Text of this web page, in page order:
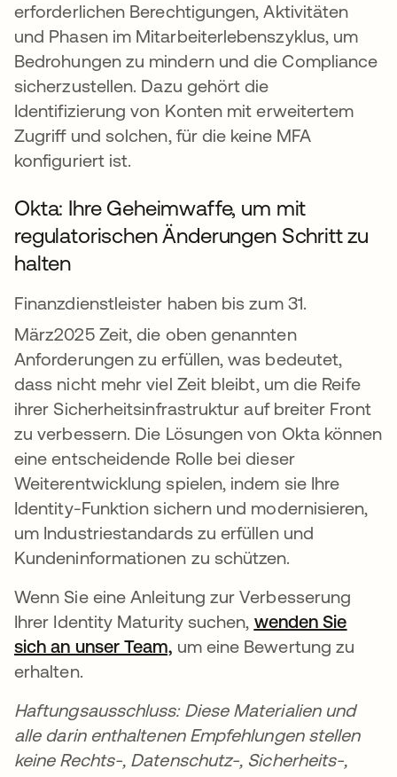
erforderlichen Berechtigungen, Aktivitäten
und Phasen im Mitarbeiterlebenszyklus, um
Bedrohungen zu mindern und die Compliance
sicherzustellen. Dazu gehört die
Identifizierung von Konten mit erweitertem
Zugriff und solchen, für die keine MFA
konfiguriert ist.
Okta: Ihre Geheimwaffe, um mit
regulatorischen Änderungen Schritt zu
halten
Finanzdienstleister haben bis zum 31.
März2025 Zeit, die oben genannten
Anforderungen zu erfüllen, was bedeutet,
dass nicht mehr viel Zeit bleibt, um die Reife
ihrer Sicherheitsinfrastruktur auf breiter Front
zu verbessern. Die Lösungen von Okta können
eine entscheidende Rolle bei dieser
Weiterentwicklung spielen, indem sie Ihre
Identity-Funktion sichern und modernisieren,
um Industriestandards zu erfüllen und
Kundeninformationen zu schützen.
Wenn Sie eine Anleitung zur Verbesserung
Ihrer Identity Maturity suchen, wenden Sie
sich an unser Team, wird in einer neuen
um eine Bewertung zu
erhalten.
Haftungsausschluss: Diese Materialien und
alle darin enthaltenen Empfehlungen stellen
keine Rechts-, Datenschutz-, Sicherheits-,